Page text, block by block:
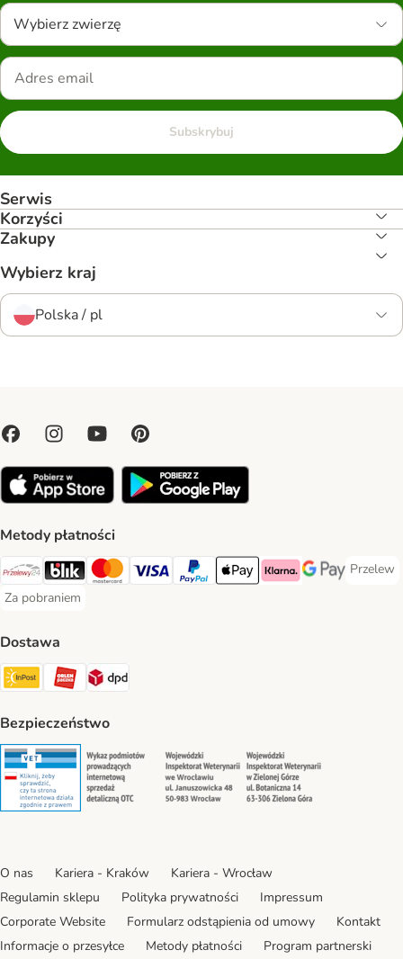
Wybierz zwierzę
Subskrybuj
Serwis
Korzyści
Zakupy
Wybierz kraj
Polska / pl
Metody płatności
Przelewy24 Payment Method
Blik Payment Method
MasterCard Payment Method
Visa Payment Method
PayPal Payment Method
Apple Pay Payment Method
Klarna Payment Method
Google Pay
Przelew
Przelew
Za pobraniem
Za pobraniem Payment Method
Dostawa
Paczkomat® Shipping Method
ORLEN Paczka Shipping Method
DPD Shipping Method
Bezpieczeństwo
Security Security Security
O nas Kariera - Kraków
Kariera - Wrocław
Regulamin sklepu
Polityka prywatności
Impressum
Corporate Website
Formularz odstąpienia od umowy
Kontakt
Informacje o przesyłce
Metody płatności Program partnerski